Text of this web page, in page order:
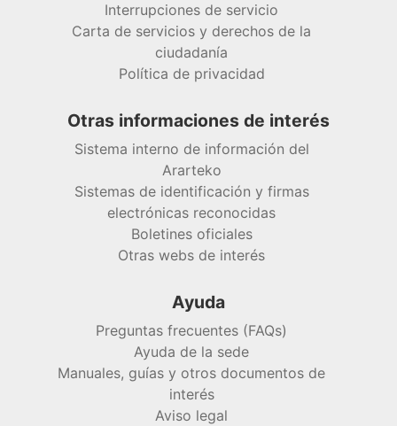
Interrupciones de servicio
Carta de servicios y derechos de la
ciudadanía
Política de privacidad
Otras informaciones de interés
Sistema interno de información del
Ararteko
Sistemas de identificación y firmas
electrónicas reconocidas
Boletines oficiales
Otras webs de interés
Ayuda
Preguntas frecuentes (FAQs)
Ayuda de la sede
Manuales, guías y otros documentos de
interés
Aviso legal